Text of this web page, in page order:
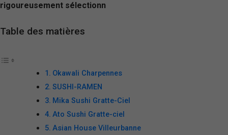
rigoureusement sélectionn
Table des matières
Okawali Charpennes
SUSHI-RAMEN
Mika Sushi Gratte-Ciel
Ato Sushi Gratte-ciel
Asian House Villeurbanne